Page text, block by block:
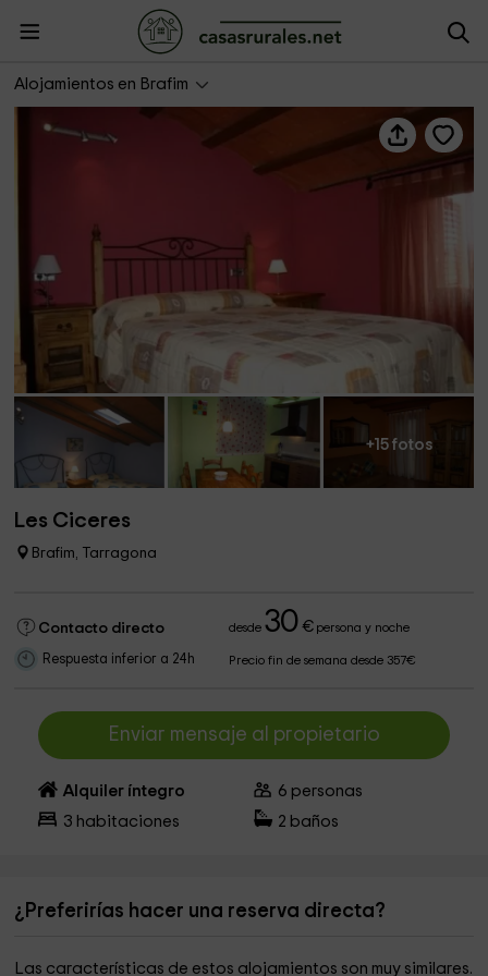
Alojamientos en Brafim
+15 fotos
Les Ciceres
Brafim, Tarragona
Contacto directo desde30 €persona y noche
Respuesta inferior a 24h Precio fin de semana desde 357€
Enviar mensaje al propietario
Alquiler íntegro 6 personas
3 habitaciones 2 baños
¿Preferirías hacer una reserva directa?
Las características de estos alojamientos son muy similares.